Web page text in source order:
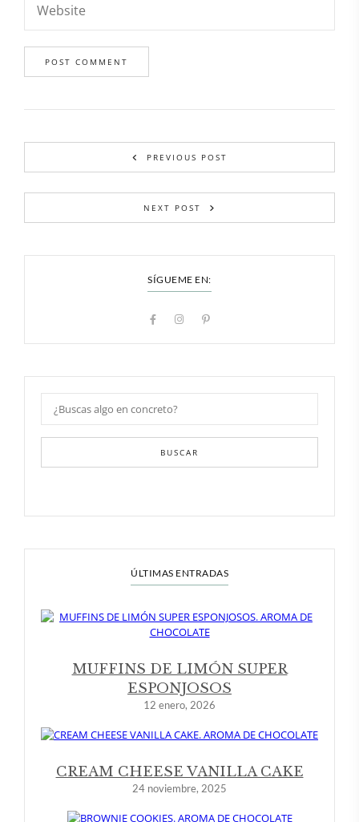
PREVIOUS POST
NEXT POST
SÍGUEME EN:
BUSCAR
ÚLTIMAS ENTRADAS
MUFFINS DE LIMÓN SUPER
ESPONJOSOS
12 enero, 2026
CREAM CHEESE VANILLA CAKE
24 noviembre, 2025